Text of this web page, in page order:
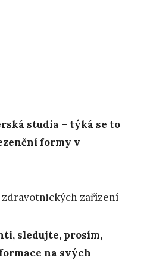
studia – týká se to
formy v
zdravotnických zařízení
sledujte, prosím,
na svých